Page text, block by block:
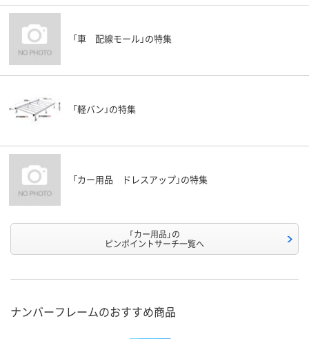
「車 配線モール」の特集
「軽バン」の特集
「カー用品 ドレスアップ」の特集
「カー用品」の
ピンポイントサーチ一覧へ
ナンバーフレームのおすすめ商品